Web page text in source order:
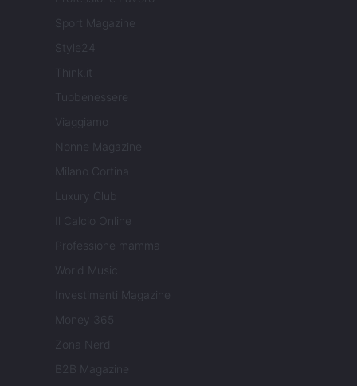
Sport Magazine
Style24
Think.it
Tuobenessere
Viaggiamo
Nonne Magazine
Milano Cortina
Luxury Club
Il Calcio Online
Professione mamma
World Music
Investimenti Magazine
Money 365
Zona Nerd
B2B Magazine